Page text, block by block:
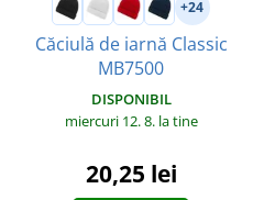
+24
Căciulă de iarnă Classic
MB7500
DISPONIBIL
miercuri 12. 8. la tine
20,25 lei